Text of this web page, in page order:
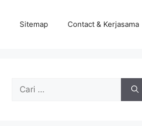
Sitemap Contact & Kerjasama
Cari